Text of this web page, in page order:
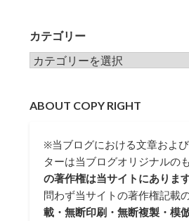
カテゴリー
カテゴリー
ABOUT COPY RIGHT
※当ブログにおける文章およ
ターは当ブログオリジナルの
の著作権は当サイトにありま
問わず当サイトの著作権記載
載・無断印刷・無断複製・模